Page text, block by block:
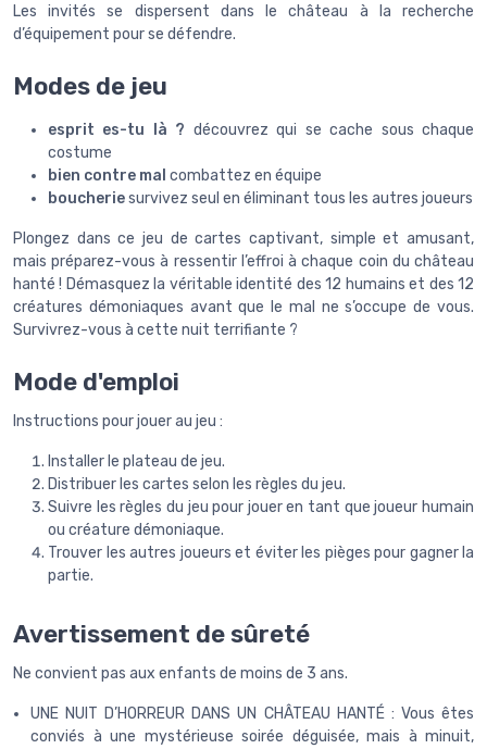
Les invités se dispersent dans le château à la recherche
d’équipement pour se défendre.
Modes de jeu
esprit es-tu là ? découvrez qui se cache sous chaque
costume
bien contre mal combattez en équipe
boucheriesurvivez seul en éliminant tous les autres joueurs
Plongez dans ce jeu de cartes captivant, simple et amusant,
mais préparez-vous à ressentir l’effroi à chaque coin du château
hanté ! Démasquez la véritable identité des 12 humains et des 12
créatures démoniaques avant que le mal ne s’occupe de vous.
Survivrez-vous à cette nuit terrifiante ?
Mode d'emploi
Instructions pour jouer au jeu :
Installer le plateau de jeu.
Distribuer les cartes selon les règles du jeu.
Suivre les règles du jeu pour jouer en tant que joueur humain
ou créature démoniaque.
Trouver les autres joueurs et éviter les pièges pour gagner la
partie.
Avertissement de sûreté
Ne convient pas aux enfants de moins de 3 ans.
UNE NUIT D’HORREUR DANS UN CHÂTEAU HANTÉ : Vous êtes
conviés à une mystérieuse soirée déguisée, mais à minuit,